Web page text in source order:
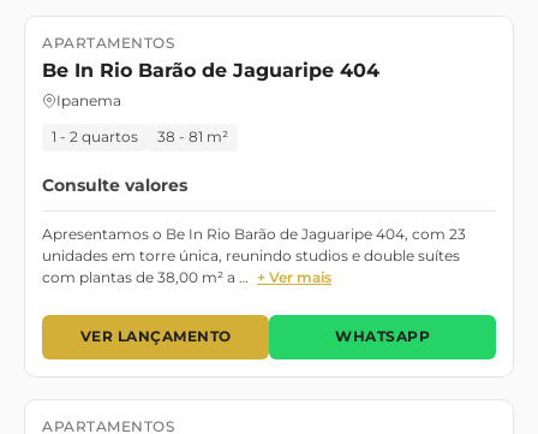
Lançamento Setembro de 2027
APARTAMENTOS
Be In Rio Barão de Jaguaripe 404
Ipanema
1 - 2 quartos 38 - 81 m²
Consulte valores
Apresentamos o Be In Rio Barão de Jaguaripe 404, com 23
unidades em torre única, reunindo studios e double suítes
com plantas de 38,00 m² a … + Ver mais
VER LANÇAMENTO WHATSAPP
Lançamento
APARTAMENTOS